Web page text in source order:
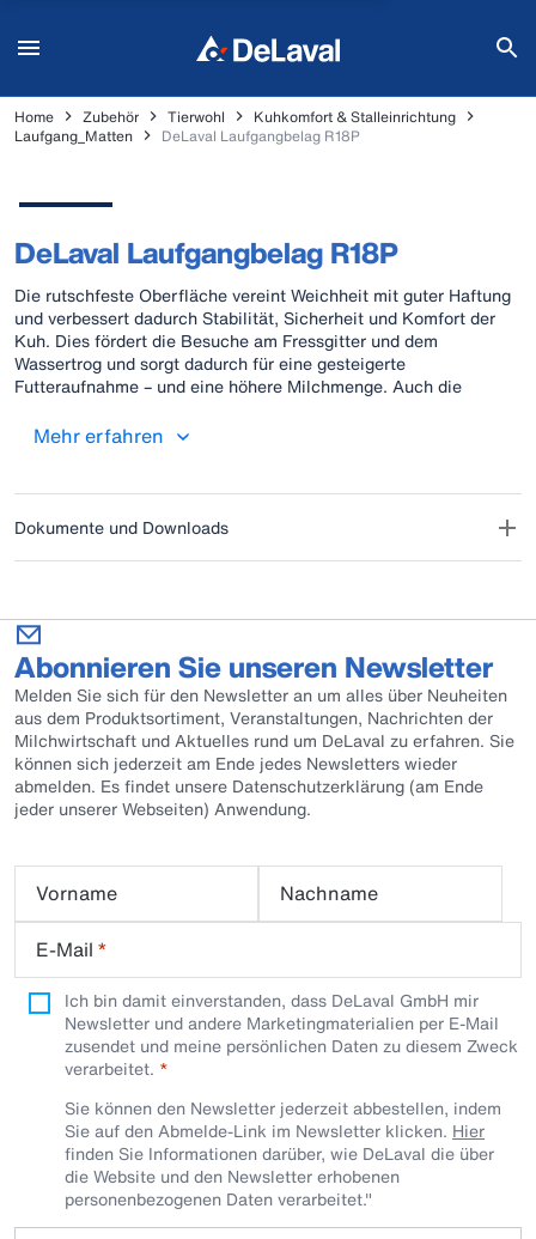
Home Zubehör Tierwohl
Kuhkomfort & Stalleinrichtung
Laufgang_Matten
DeLaval Laufgangbelag R18P
DeLaval Laufgangbelag R18P
Die rutschfeste Oberfläche vereint Weichheit mit guter Haftung
und verbessert dadurch Stabilität, Sicherheit und Komfort der
Kuh. Dies fördert die Besuche am Fressgitter und dem
Wassertrog und sorgt dadurch für eine gesteigerte
Futteraufnahme – und eine höhere Milchmenge. Auch die
bewegen. Die gerippte Unterseite lässt Flüssigkeiten besser
Mehr erfahren
Dokumente und Downloads
Abonnieren Sie unseren Newsletter
Melden Sie sich für den Newsletter an um alles über Neuheiten
aus dem Produktsortiment, Veranstaltungen, Nachrichten der
Milchwirtschaft und Aktuelles rund um DeLaval zu erfahren. Sie
können sich jederzeit am Ende jedes Newsletters wieder
abmelden. Es findet unsere Datenschutzerklärung (am Ende
jeder unserer Webseiten) Anwendung.
Vorname
Nachname
E-Mail *
Ich bin damit einverstanden, dass DeLaval GmbH mir
Newsletter und andere Marketingmaterialien per E-Mail
zusendet und meine persönlichen Daten zu diesem Zweck
verarbeitet.
Sie können den Newsletter jederzeit abbestellen, indem
Sie auf den Abmelde-Link im Newsletter klicken. Hier
finden Sie Informationen darüber, wie DeLaval die über
die Website und den Newsletter erhobenen
personenbezogenen Daten verarbeitet."